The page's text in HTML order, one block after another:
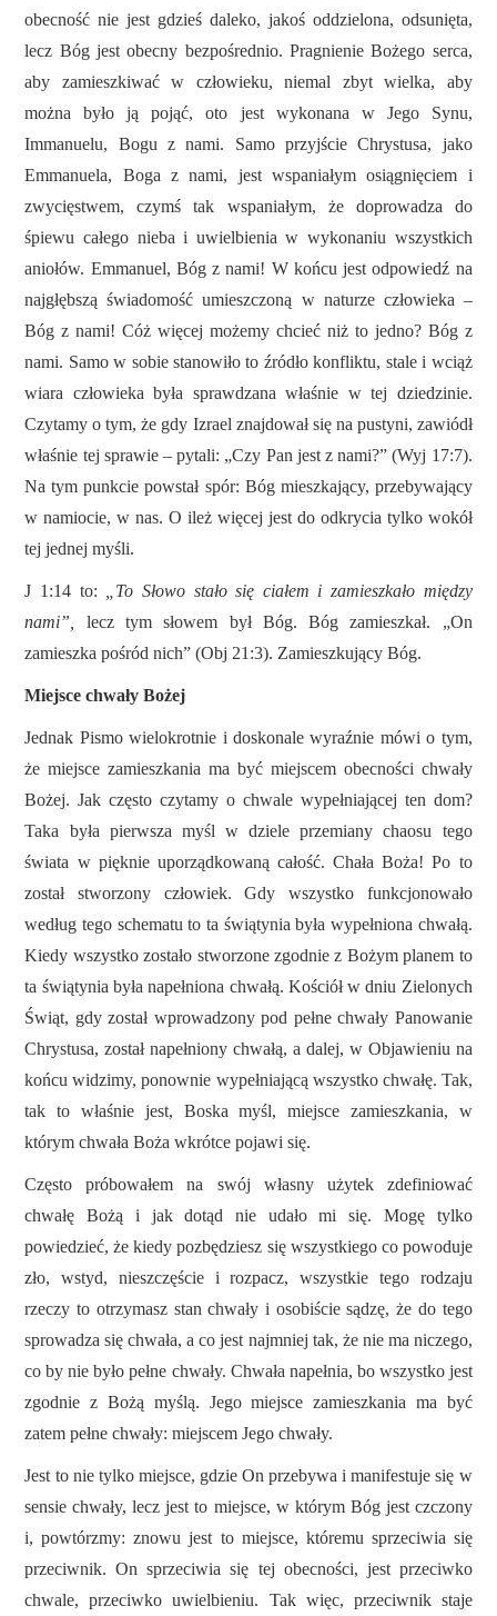
obecność nie jest gdzieś daleko, jakoś oddzielona, odsunięta,
lecz Bóg jest obecny bezpośrednio. Pragnienie Bożego serca,
aby zamieszkiwać w człowieku, niemal zbyt wielka, aby
można było ją pojąć, oto jest wykonana w Jego Synu,
Immanuelu, Bogu z nami. Samo przyjście Chrystusa, jako
Emmanuela, Boga z nami, jest wspaniałym osiągnięciem i
zwycięstwem, czymś tak wspaniałym, że doprowadza do
śpiewu całego nieba i uwielbienia w wykonaniu wszystkich
aniołów. Emmanuel, Bóg z nami! W końcu jest odpowiedź na
najgłębszą świadomość umieszczoną w naturze człowieka –
Bóg z nami! Cóż więcej możemy chcieć niż to jedno? Bóg z
nami. Samo w sobie stanowiło to źródło konfliktu, stale i wciąż
wiara człowieka była sprawdzana właśnie w tej dziedzinie.
Czytamy o tym, że gdy Izrael znajdował się na pustyni, zawiódł
właśnie tej sprawie – pytali: „Czy Pan jest z nami?” (Wyj 17:7).
Na tym punkcie powstał spór: Bóg mieszkający, przebywający
w namiocie, w nas. O ileż więcej jest do odkrycia tylko wokół
tej jednej myśli.
J 1:14 to: „To Słowo stało się ciałem i zamieszkało między
nami”, lecz tym słowem był Bóg. Bóg zamieszkał. „On
zamieszka pośród nich” (Obj 21:3). Zamieszkujący Bóg.
Miejsce chwały Bożej
Jednak Pismo wielokrotnie i doskonale wyraźnie mówi o tym,
że miejsce zamieszkania ma być miejscem obecności chwały
Bożej. Jak często czytamy o chwale wypełniającej ten dom?
Taka była pierwsza myśl w dziele przemiany chaosu tego
świata w pięknie uporządkowaną całość. Chała Boża! Po to
został stworzony człowiek. Gdy wszystko funkcjonowało
według tego schematu to ta świątynia była wypełniona chwałą.
Kiedy wszystko zostało stworzone zgodnie z Bożym planem to
ta świątynia była napełniona chwałą. Kościół w dniu Zielonych
Świąt, gdy został wprowadzony pod pełne chwały Panowanie
Chrystusa, został napełniony chwałą, a dalej, w Objawieniu na
końcu widzimy, ponownie wypełniającą wszystko chwałę. Tak,
tak to właśnie jest, Boska myśl, miejsce zamieszkania, w
którym chwała Boża wkrótce pojawi się.
Często próbowałem na swój własny użytek zdefiniować
chwałę Bożą i jak dotąd nie udało mi się. Mogę tylko
powiedzieć, że kiedy pozbędziesz się wszystkiego co powoduje
zło, wstyd, nieszczęście i rozpacz, wszystkie tego rodzaju
rzeczy to otrzymasz stan chwały i osobiście sądzę, że do tego
sprowadza się chwała, a co jest najmniej tak, że nie ma niczego,
co by nie było pełne chwały. Chwała napełnia, bo wszystko jest
zgodnie z Bożą myślą. Jego miejsce zamieszkania ma być
zatem pełne chwały: miejscem Jego chwały.
Jest to nie tylko miejsce, gdzie On przebywa i manifestuje się w
sensie chwały, lecz jest to miejsce, w którym Bóg jest czczony
i, powtórzmy: znowu jest to miejsce, któremu sprzeciwia się
przeciwnik. On sprzeciwia się tej obecności, jest przeciwko
chwale, przeciwko uwielbieniu. Tak więc, przeciwnik staje